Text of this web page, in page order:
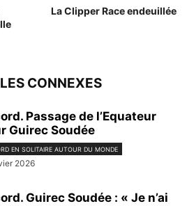
La Clipper Race endeuillée
CONNEXES
Passage de l’Equateur
Guirec Soudée
EN SOLITAIRE AUTOUR DU MONDE
2026
Guirec Soudée : « Je n’ai